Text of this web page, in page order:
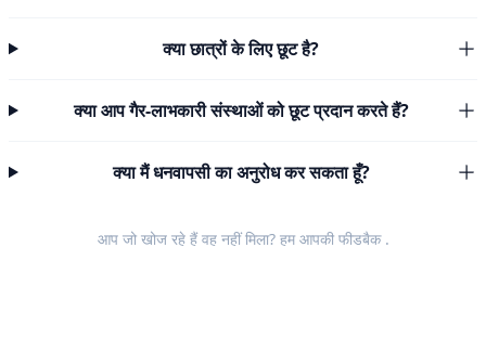
क्या छात्रों के लिए छूट है?
क्या आप गैर-लाभकारी संस्थाओं को छूट प्रदान करते हैं?
क्या मैं धनवापसी का अनुरोध कर सकता हूँ?
आप जो खोज रहे हैं वह नहीं मिला? हम आपकी फीडबैक.